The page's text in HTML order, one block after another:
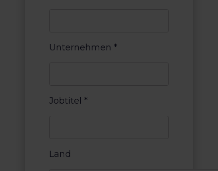
Unternehmen *
Jobtitel *
Land